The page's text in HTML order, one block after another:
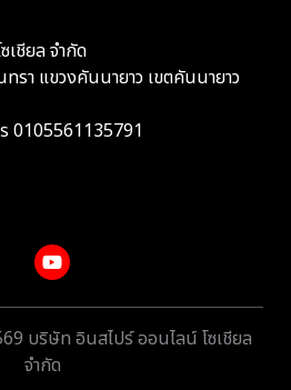
เชียล จำกัด
รา แขวงคันนายาว เขตคันนายาว
0105561135791
บริษัท อินสไปร์ ออนไลน์ โซเชียล
จำกัด